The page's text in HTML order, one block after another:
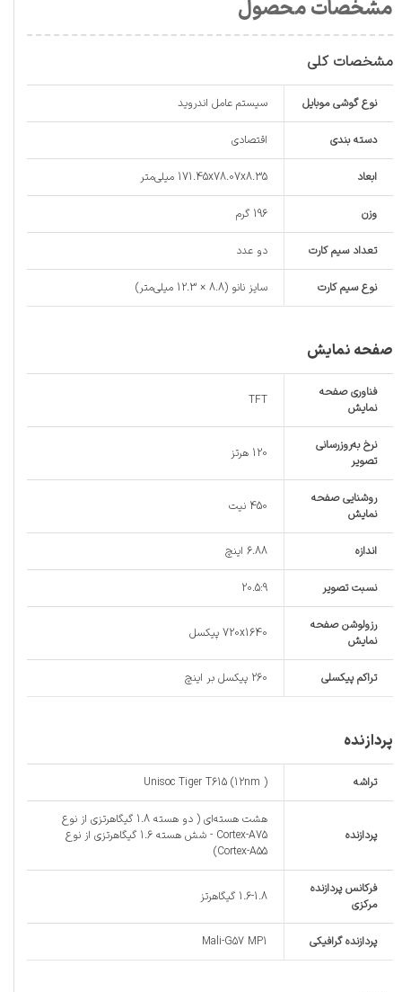
مشخصات محصول
مشخصات کلی
نوع گوشی موبایل سیستم عامل اندروید
دسته ‌بندی اقتصادی
ابعاد 171.45x78.07x8.35 میلی‌متر
وزن 196 گرم
تعداد سیم کارت دو عدد
نوع سیم کارت سایز نانو (8.8 × 12.3 میلی‌متر)
صفحه نمایش
فناوری صفحه‌
نمایش
TFT
نرخ به‌روزرسانی
تصویر
120 هرتز
روشنایی صفحه
نمایش
450 نیت
اندازه 6.88 اینچ
نسبت تصویر 20.5:9
رزولوشن صفحه
نمایش
720x1640 پیکسل
تراکم پیکسلی 260 پیکسل بر اینچ
پردازنده
تراشه Unisoc Tiger T615 (12nm )
پردازنده‌
هشت هسته‌ای ( دو هسته‌ 1.8 گیگاهرتزی از نوع
Cortex-A75 - شش هسته 1.6 گیگاهرتزی از نوع
Cortex-A55)
فرکانس پردازنده‌
مرکزی
1.6-1.8 گیگاهرتز
پردازنده‌ گرافیکی Mali-G57 MP1